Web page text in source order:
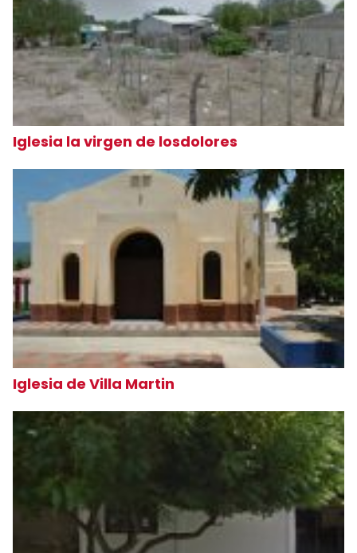
Iglesia la virgen de losdolores
Iglesia de Villa Martin